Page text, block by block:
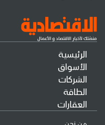
الرئيسية
الأسواق
الشركات
الطاقة
العقارات